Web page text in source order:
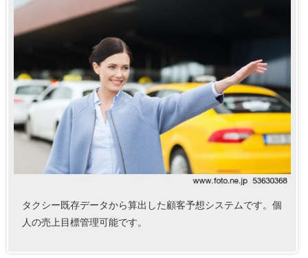
タクシー既存データから算出した顧客予想システムです。個
人の売上目標管理可能です。